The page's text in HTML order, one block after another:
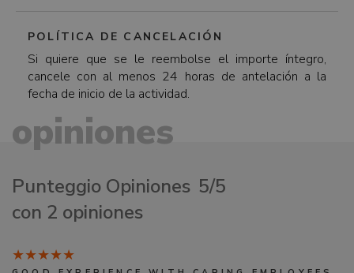
POLÍTICA DE CANCELACIÓN
Si quiere que se le reembolse el importe íntegro,
cancele con al menos 24 horas de antelación a la
fecha de inicio de la actividad.
opiniones
Punteggio Opiniones 5/5
con 2 opiniones